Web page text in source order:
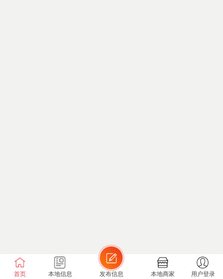
首页 本地信息 发布信息 本地商家 用户登录